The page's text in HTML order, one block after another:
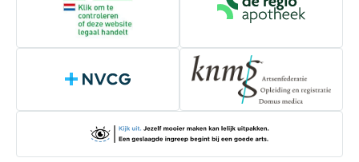
Online aanbieders medicijnenDe Regio
NVCG